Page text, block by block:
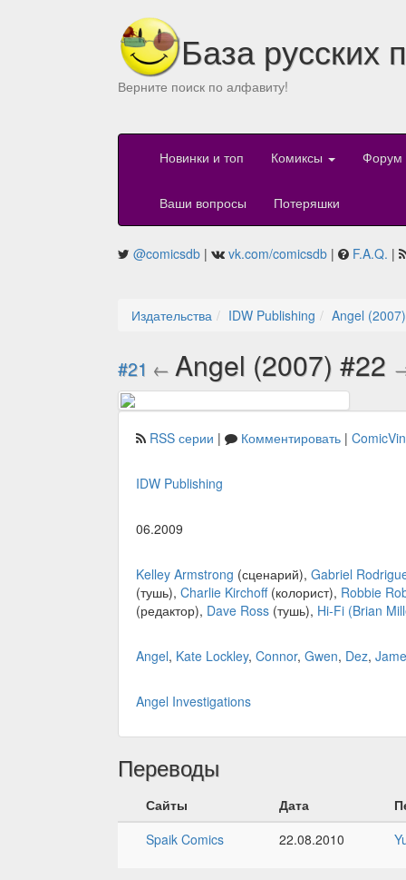
База русских
Верните поиск по алфавиту!
Новинки и топ Комиксы Форум
Ваши вопросы Потеряшки
@comicsdb | vk.com/comicsdb | F.A.Q. |
Издательства IDW Publishing Angel (2007)
#21 ← Angel (2007) #22
RSS серии | Комментировать |
IDW Publishing
06.2009
Kelley Armstrong (сценарий), Gabriel
(тушь), Charlie Kirchoff(колорист), Robbie
(редактор), Dave Ross (тушь), Hi-Fi (Brian
Angel, Kate Lockley, Connor, Gwen, Dez,
Angel Investigations
Переводы
Сайты Дата
Spaik Comics
22.08.2010